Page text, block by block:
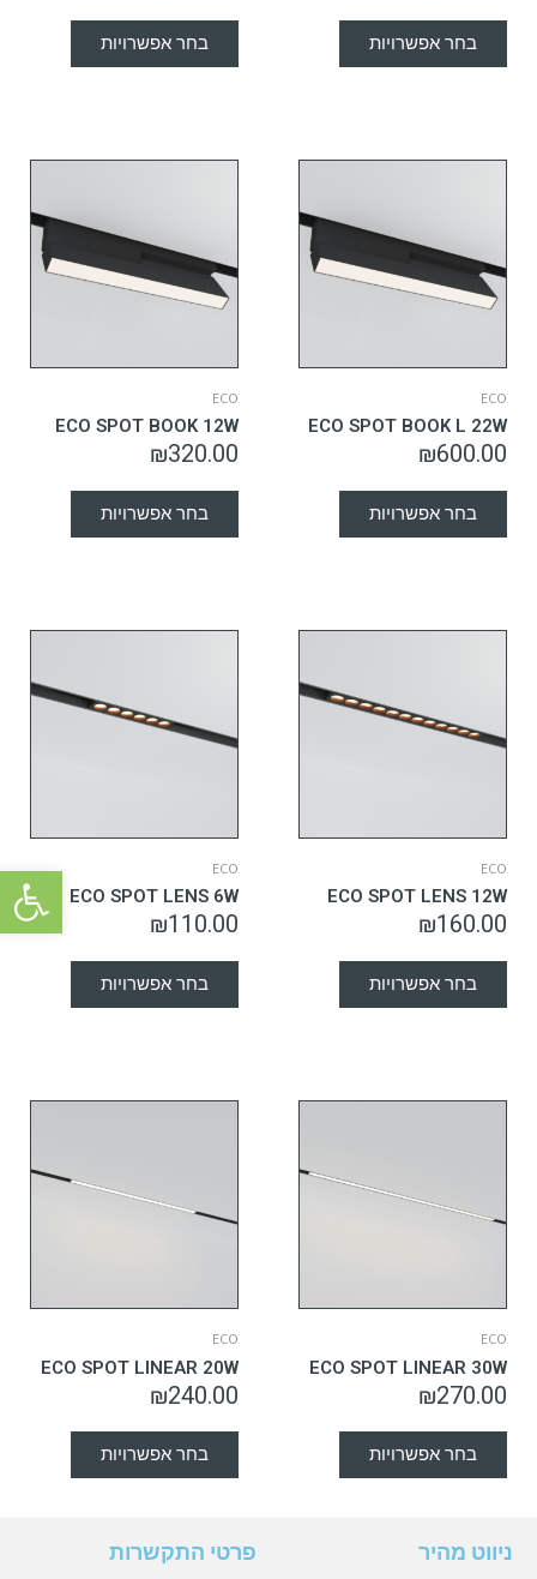
פתח
בחר אפשרויות בחר אפשרויות
ECO
ECO SPOT BOOK L 22W
₪600.00
בחר אפשרויות
ECO
ECO SPOT BOOK 12W
₪320.00
בחר אפשרויות
ECO
ECO SPOT LENS 12W
₪160.00
בחר אפשרויות
ECO
ECO SPOT LENS 6W
₪110.00
בחר אפשרויות
ECO
ECO SPOT LINEAR 30W
₪270.00
בחר אפשרויות
ECO
ECO SPOT LINEAR 20W
₪240.00
בחר אפשרויות
ניווט מהיר פרטי התקשרות